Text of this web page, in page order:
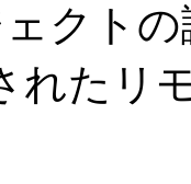
クト
れたリ